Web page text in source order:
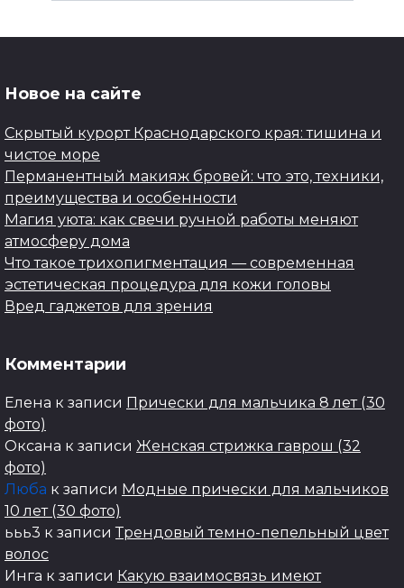
Новое на сайте
Скрытый курорт Краснодарского края: тишина и
чистое море
Перманентный макияж бровей: что это, техники,
преимущества и особенности
Магия уюта: как свечи ручной работы меняют
атмосферу дома
Что такое трихопигментация — современная
эстетическая процедура для кожи головы
Вред гаджетов для зрения
Комментарии
Елена к записи Прически для мальчика 8 лет (30
фото)
Оксана к записи Женская стрижка гаврош (32
фото)
Люба к записи Модные прически для мальчиков
10 лет (30 фото)
ььь3 к записиТрендовый темно-пепельный цвет
волос
Инга к записи Какую взаимосвязь имеют